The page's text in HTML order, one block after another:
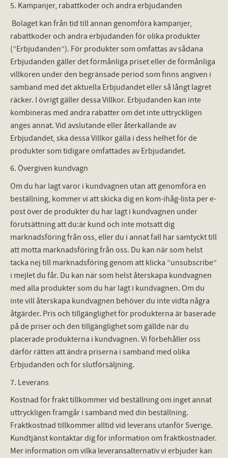
5. Kampanjer, rabattkoder och andra erbjudanden
Bolaget kan från tid till annan genomföra kampanjer,
rabattkoder och andra erbjudanden för olika produkter
(”Erbjudanden”). För produkter som omfattas av sådana
Erbjudanden gäller det förmånliga priset eller de förmånliga
villkoren under den begränsade period som finns angiven i
samband med det aktuella Erbjudandet eller så långt lagret
räcker. I övrigt gäller dessa Villkor. Erbjudanden kan inte
kombineras med andra rabatter om det inte uttryckligen
anges annat. Vid avslutande eller återkallande av
Erbjudandet, ska dessa Villkor gälla i dess helhet för de
produkter som tidigare omfattades av Erbjudandet.
6. Övergiven kundvagn
Om du har lagt varor i kundvagnen utan att genomföra en
beställning, kommer vi att skicka dig en kom-ihåg-lista per e-
post över de produkter du har lagt i kundvagnen under
förutsättning att du:är kund och inte motsatt dig
marknadsföring från oss, eller du i annat fall har samtyckt till
att motta marknadsföring från oss. Du kan när som helst
tacka nej till marknadsföring genom att klicka ”unsubscribe”
i mejlet du får. Du kan när som helst återskapa kundvagnen
med alla produkter som du har lagt i kundvagnen. Om du
inte vill återskapa kundvagnen behöver du inte vidta några
åtgärder. Pris och tillgänglighet för produkterna är baserade
på de priser och den tillgänglighet som gällde när du
placerade produkterna i kundvagnen. Vi förbehåller oss
därför rätten att ändra priserna i samband med olika
Erbjudanden och för slutförsäljning.
7. Leverans
Kostnad för frakt tillkommer vid beställning om inget annat
uttryckligen framgår i samband med din beställning.
Fraktkostnad tillkommer alltid vid leverans utanför Sverige.
Kundtjänst kontaktar dig för information om fraktkostnader.
Mer information om vilka leveransalternativ vi erbjuder kan